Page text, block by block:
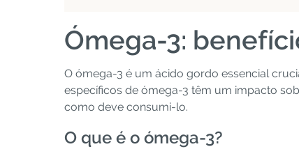
Ómega-3:
O ómega-3 é um ácido gordo essencial
específicos de ómega-3 têm um impacto
como deve consumi-lo.
O que é o ómega-3?